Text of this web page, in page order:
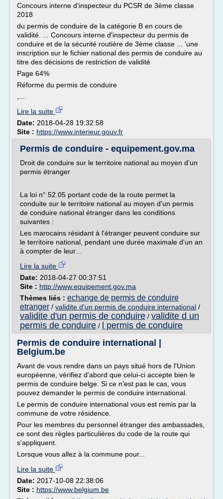
Concours interne d'inspecteur du PCSR de 3ème classe
2018
du permis de conduire de la catégorie B en cours de
validité. ... Concours interne d'inspecteur du permis de
conduire et de la sécurité routière de 3ème classe ... 'une
inscription sur le fichier national des permis de conduire au
titre des décisions de restriction de validité
Page 64%
Réforme du permis de conduire
Lire la suite
Date: 2018-04-28 19:32:58
Site : https://www.interieur.gouv.fr
Permis de conduire - equipement.gov.ma
Droit de conduire sur le territoire national au moyen d'un
permis étranger
La loi n° 52.05 portant code de la route permet la
conduite sur le territoire national au moyen d'un permis
de conduire national étranger dans les conditions
suivantes :
Les marocains résidant à l'étranger peuvent conduire sur
le territoire national, pendant une durée maximale d'un an
à compter de leur...
Lire la suite
Date: 2018-04-27 00:37:51
Site : http://www.equipement.gov.ma
Thèmes liés : echange de permis de conduire
etranger / validite d'un permis de conduire international /
validite d'un permis de conduire / validite d un
permis de conduire /
l permis de conduire
Permis de conduire international |
Belgium.be
Avant de vous rendre dans un pays situé hors de l'Union
européenne, vérifiez d'abord que celui-ci accepte bien le
permis de conduire belge. Si ce n'est pas le cas, vous
pouvez demander le permis de conduire international.
Le permis de conduire international vous est remis par la
commune de votre résidence.
Pour les membres du personnel étranger des ambassades,
ce sont des règles particulières du code de la route qui
s'appliquent.
Lorsque vous allez à la commune pour...
Lire la suite
Date: 2017-10-08 22:38:06
Site : https://www.belgium.be